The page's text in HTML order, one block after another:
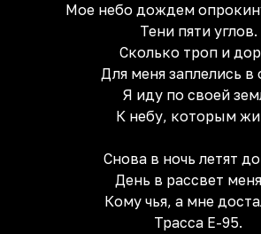
Мое небо дождем
Тени пяти углов.
Сколько троп и
Для меня заплелись в
Я иду по своей
К небу, которым
Снова в ночь летят
День в рассвет
Кому чья, а мне
Трасса Е-95.